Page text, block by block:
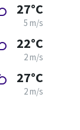
27°C
5 m/s
22°C
2 m/s
27°C
2 m/s